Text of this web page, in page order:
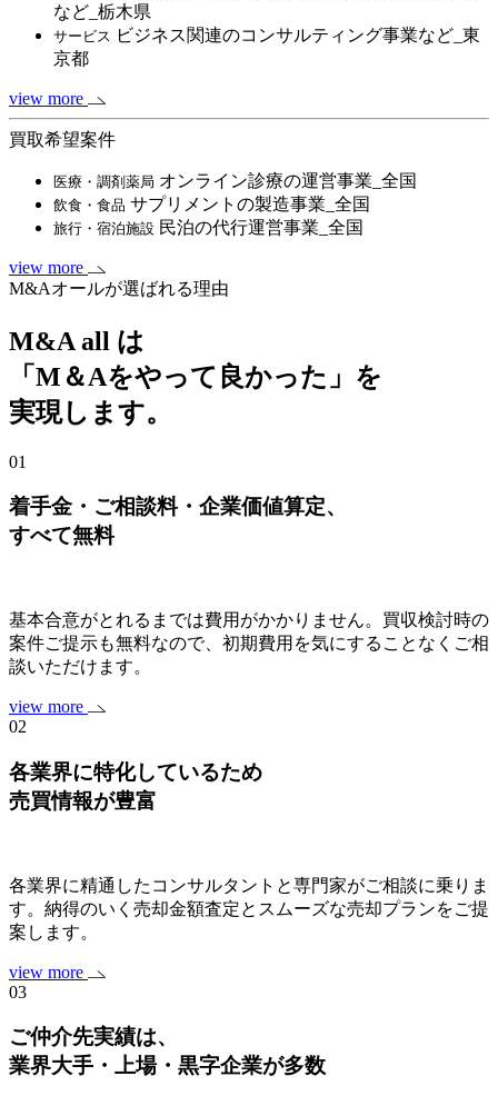
など_栃木県
サービス ビジネス関連のコンサルティング事業など_東
京都
view more
買取希望案件
医療・調剤薬局 オンライン診療の運営事業_全国
飲食・食品 サプリメントの製造事業_全国
旅行・宿泊施設 民泊の代行運営事業_全国
view more
M&Aオールが選ばれる理由
M&A all は
「M＆Aをやって良かった」を
実現します。
01
着手金・ご相談料・企業価値算定、
すべて無料
基本合意がとれるまでは費用がかかりません。買収検討時の
案件ご提示も無料なので、初期費用を気にすることなくご相
談いただけます。
view more
02
各業界に特化しているため
売買情報が豊富
各業界に精通したコンサルタントと専門家がご相談に乗りま
す。納得のいく売却金額査定とスムーズな売却プランをご提
案します。
view more
03
ご仲介先実績は、
業界大手・上場・黒字企業が多数